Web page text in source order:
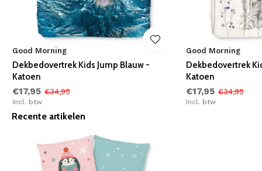
Good Morning
Dekbedovertrek Kids Jump Blauw -
Katoen
€17,95 €34,95
Incl. btw
Good Morning
Dekbedovertrek
Katoen
€17,95 €34,95
Incl. btw
Recente artikelen